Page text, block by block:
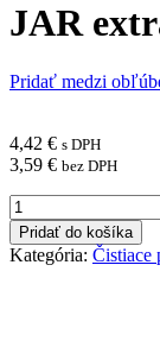
JAR
Pridať medzi
4,42 € s DPH
3,59 € bez DPH
množstvo
JAR
extra
na
Pridať do košíka
Kategória: Čistiace